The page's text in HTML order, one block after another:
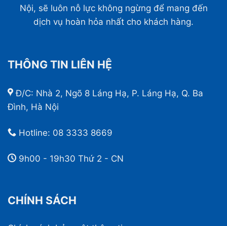
Nội, sẽ luôn nỗ lực không ngừng để mang đến
dịch vụ hoàn hỏa nhất cho khách hàng.
THÔNG TIN LIÊN HỆ
Đ/C: Nhà 2, Ngõ 8 Láng Hạ, P. Láng Hạ, Q. Ba
Đình, Hà Nội
Hotline: 08 3333 8669
9h00 - 19h30 Thứ 2 - CN
CHÍNH SÁCH